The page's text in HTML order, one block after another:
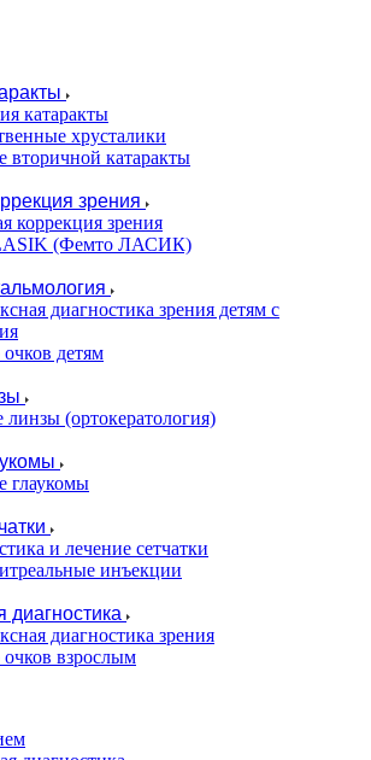
катаракты
хрусталики
вторичной катаракты
зрения
коррекция зрения
(Фемто ЛАСИК)
диагностика зрения детям c
детям
(ортокератология)
глаукомы
и лечение сетчатки
инъекции
диагностика
диагностика зрения
взрослым